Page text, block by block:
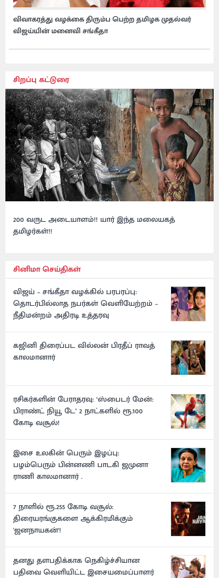
விவாகரத்து வழக்கை திரும்ப பெற்ற தமிழக முதல்வர்
விஜய்யின் மனைவி சங்கீதா
சிறப்பு கட்டுரை
200 வருட அடையாளம்!! யார் இந்த மலையகத்
தமிழர்கள்!!
சினிமா செய்திகள்
விஜய் – சங்கீதா வழக்கில் பரபரப்பு:
தொடர்பில்லாத நபர்கள் வெளியேற்றம் –
நீதிமன்றம் அதிரடி உத்தரவு
கஜினி திரைப்பட வில்லன் பிரதீப் ராவத்
காலமானார்
ரசிகர்களின் பேராதரவு: ‘ஸ்பைடர் மேன்:
பிராண்ட் நியூ டே’ 2 நாட்களில் ரூ.100
கோடி வசூல்!
இசை உலகின் பெரும் இழப்பு:
பழம்பெரும் பின்னணி பாடகி ஜமுனா
ராணி காலமானார் .
7 நாளில் ரூ.255 கோடி வசூல்:
திரையரங்குகளை ஆக்கிரமிக்கும்
'ஜனநாயகன்'!
தனது தளபதிக்காக நெகிழ்ச்சியான
பதிவை வெளியிட்ட இசையமைப்பாளர்